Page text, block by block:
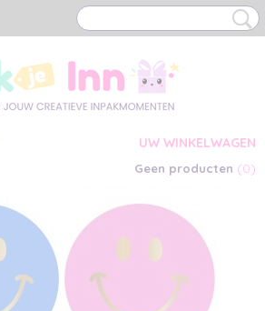
UW WINKELWAGEN
Geen producten (0)